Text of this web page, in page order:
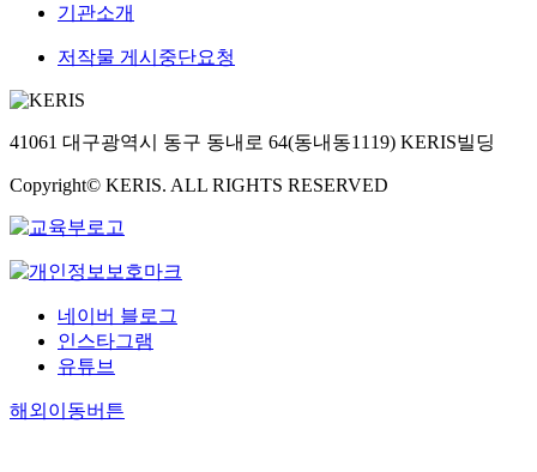
기관소개
저작물 게시중단요청
41061 대구광역시 동구 동내로 64(동내동1119) KERIS빌딩
Copyright© KERIS. ALL RIGHTS RESERVED
네이버 블로그
인스타그램
유튜브
해외이동버튼